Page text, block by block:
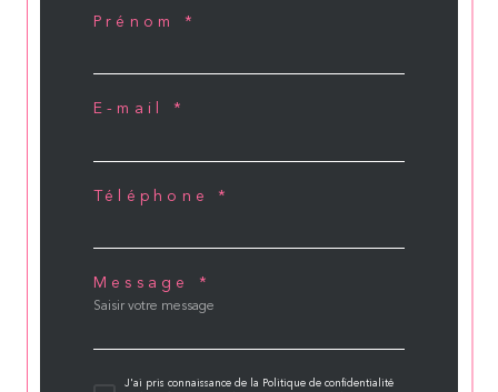
Prénom *
E-mail *
Téléphone *
Message *
J'ai pris connaissance de la Politique de confidentialité